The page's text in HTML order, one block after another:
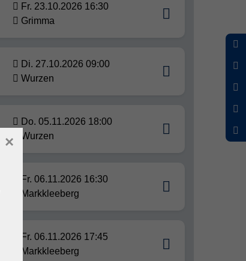
Fr. 23.10.2026 16:30
Grimma
Di. 27.10.2026 09:00
Wurzen
Do. 05.11.2026 18:00
Wurzen
Fr. 06.11.2026 16:30
Markkleeberg
Fr. 06.11.2026 17:45
Markkleeberg
×